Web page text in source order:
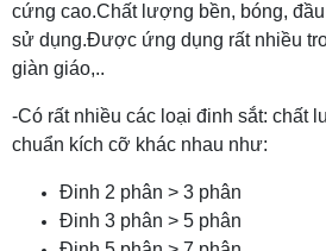
cứng cao.Chất lượng bền, bóng,
sử dụng.Được ứng dụng rất nhiều
giàn giáo,..
-Có rất nhiều các loại đinh sắt: chất
chuẩn kích cỡ khác nhau như:
Đinh 2 phân > 3 phân
Đinh 3 phân > 5 phân